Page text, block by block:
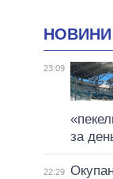
НОВИНИ
23:09
за
22:29